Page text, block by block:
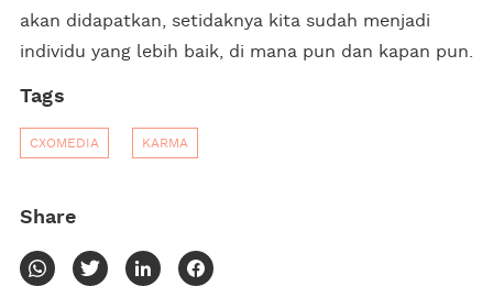
akan didapatkan, setidaknya kita sudah menjadi
individu yang lebih baik, di mana pun dan kapan pun.
Tags
CXOMEDIA KARMA
Share